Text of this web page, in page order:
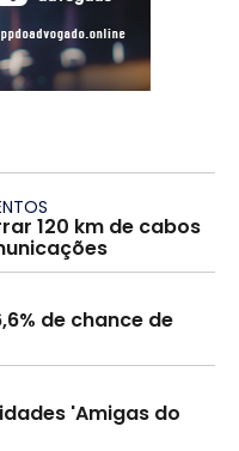
120 km de cabos
de chance de
'Amigas do